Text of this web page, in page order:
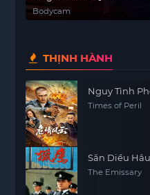
Bodycam
THỊNH HÀNH
Nguy Tình
Times of Peril
Săn Diều Hâu
The Emissary